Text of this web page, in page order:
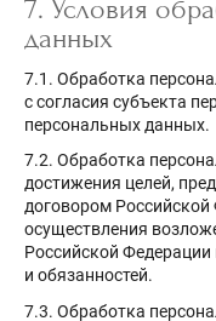
7. Условия
данных
7.1. Обработка
с согласия субъекта
персональных данных.
7.2. Обработка
достижения целей,
договором
осуществления
Российской
и обязанностей.
7.3. Обработка